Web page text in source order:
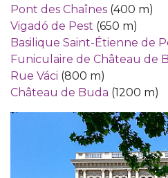
Pont des Chaînes (400 m)
Vigadó de Pest (650 m)
Basilique Saint-Étienne de
Funiculaire de Château de
Rue Váci (800 m)
Château de Buda (1200 m)